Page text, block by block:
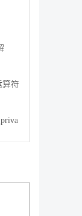
算符